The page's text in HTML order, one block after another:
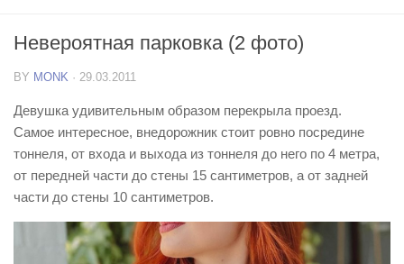
Невероятная парковка (2 фото)
BY MONK · 29.03.2011
Девушка удивительным образом перекрыла проезд.
Самое интересное, внедорожник стоит ровно посредине
тоннеля, от входа и выхода из тоннеля до него по 4 метра,
от передней части до стены 15 сантиметров, а от задней
части до стены 10 сантиметров.